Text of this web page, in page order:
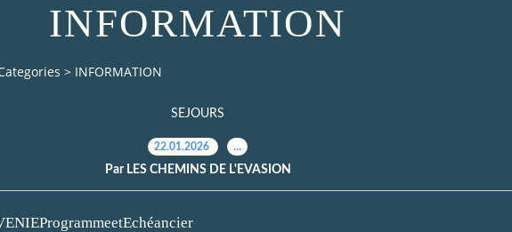
INFORMATION
> INFORMATION
SEJOURS
22.01.2026 …
Par LES CHEMINS DE L'EVASION